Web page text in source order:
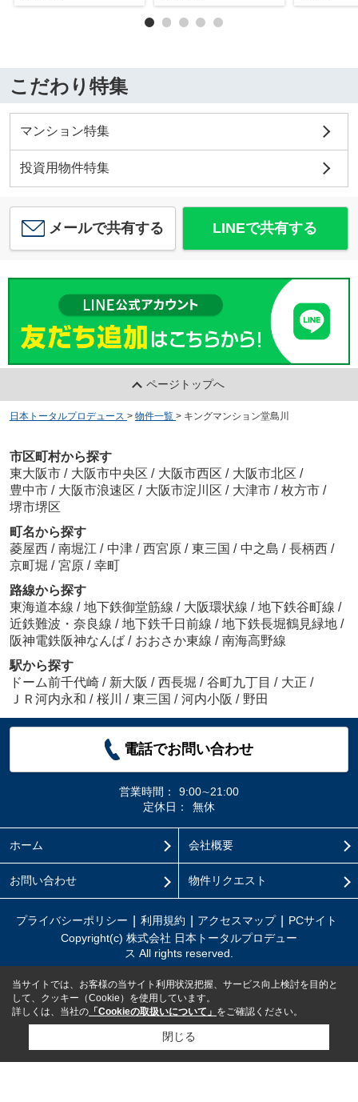
こだわり特集
マンション特集
投資用物件特集
メールで共有する LINEで共有する
ページトップへ
日本トータルプロデュース > 物件一覧 > キングマンション堂島川
市区町村から探す
東大阪市 / 大阪市中央区 / 大阪市西区 / 大阪市北区 /
豊中市 / 大阪市浪速区 / 大阪市淀川区 / 大津市 / 枚方市 /
堺市堺区
町名から探す
菱屋西 / 南堀江 / 中津 / 西宮原 / 東三国 / 中之島 / 長柄西 /
京町堀 / 宮原 / 幸町
路線から探す
東海道本線 / 地下鉄御堂筋線 / 大阪環状線 / 地下鉄谷町線 /
近鉄難波・奈良線 / 地下鉄千日前線 / 地下鉄長堀鶴見緑地 /
阪神電鉄阪神なんば / おおさか東線 / 南海高野線
駅から探す
ドーム前千代崎 / 新大阪 / 西長堀 / 谷町九丁目 / 大正 /
ＪＲ河内永和 / 桜川 / 東三国 / 河内小阪 / 野田
電話でお問い合わせ
営業時間：
9:00∼21:00
定休日：
無休
ホーム 会社概要
お問い合わせ 物件リクエスト
プライバシーポリシー 利用規約 アクセスマップ
PCサイト
Copyright(c) 株式会社 日本トータルプロデュー
ス All rights reserved.
当サイトでは、お客様の当サイト利用状況把握、サービス向上検討を目的と
して、クッキー（Cookie）を使用しています。
詳しくは、当社の 「Cookieの取扱いについて」 をご確認ください。
閉じる